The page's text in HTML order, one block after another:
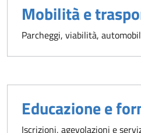
Mobilità e
Parcheggi, viabilità,
Educazione e
Iscrizioni, agevolazioni e